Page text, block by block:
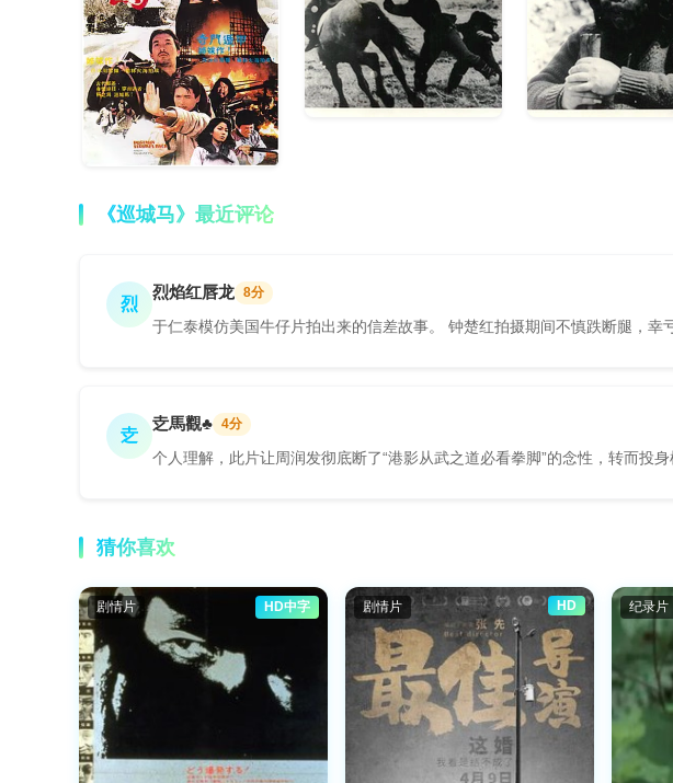
《巡城马》最近评论
烈
烈焰红唇龙 8分
于仁泰模仿美国牛仔片拍出来的信差故事。 钟楚红拍摄期间不慎跌断腿，幸
赱
赱馬觀♣ 4分
个人理解，此片让周润发彻底断了“港影从武之道必看拳脚”的念性，转而投
猜你喜欢
剧情片 HD中字 剧情片 HD 纪录片